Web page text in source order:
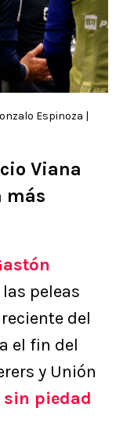
Espinoza |
Viana
más
peleas
del
el fin del
y Unión
piedad